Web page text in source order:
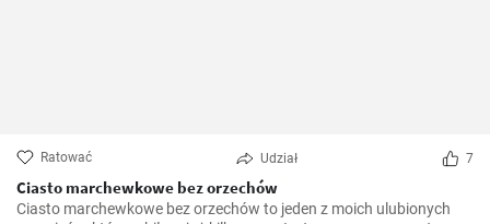
Ratować Udział 7
Ciasto marchewkowe bez orzechów
Ciasto marchewkowe bez orzechów to jeden z moich ulubionych